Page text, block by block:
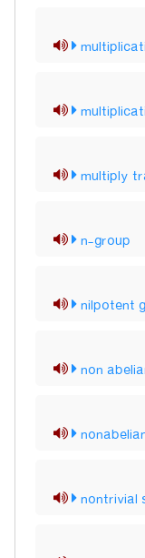
multiply
n-group
nilpotent
non
nontrivial